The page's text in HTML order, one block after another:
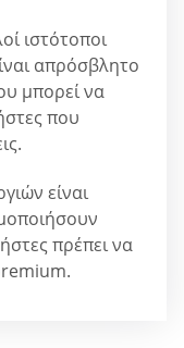
ιστότοποι
απρόσβλητο
μπορεί να
που
είναι
πρέπει να